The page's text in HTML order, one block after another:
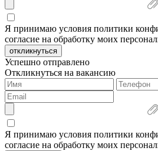
Я принимаю условия политики
согласие на обработку моих
откликнуться
Успешно отправлено
Откликнуться на вакансию
Я принимаю условия политики
согласие на обработку моих